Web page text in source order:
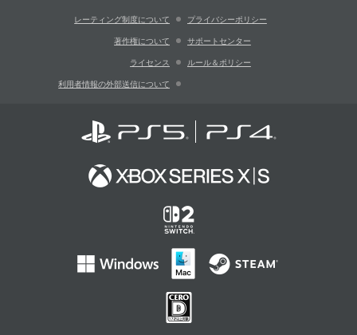
レーティング制度について プライバシーポリシー
著作権について サポートセンター
ライセンス ルール＆ポリシー
利用者情報の外部送信について